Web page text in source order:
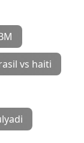
vs haiti